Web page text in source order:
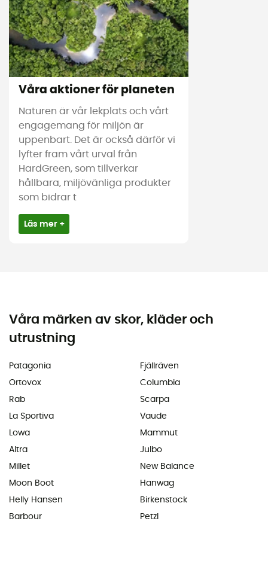
Våra aktioner för planeten
Naturen är vår lekplats och vårt
engagemang för miljön är
uppenbart. Det är också därför vi
lyfter fram vårt urval från
HardGreen, som tillverkar
hållbara, miljövänliga produkter
som bidrar t
Läs mer +
Våra märken av skor, kläder och
utrustning
Patagonia
Ortovox
Rab
La Sportiva
Lowa
Altra
Millet
Moon Boot
Helly Hansen
Barbour
Fjällräven
Columbia
Scarpa
Vaude
Mammut
Julbo
New Balance
Hanwag
Birkenstock
Petzl